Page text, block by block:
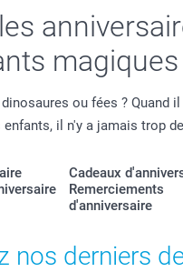
magiques
ou fées ? Quand
enfants, il n'y a jamais trop
Cadeaux
Remerciements
d'anniversaire
nos derniers